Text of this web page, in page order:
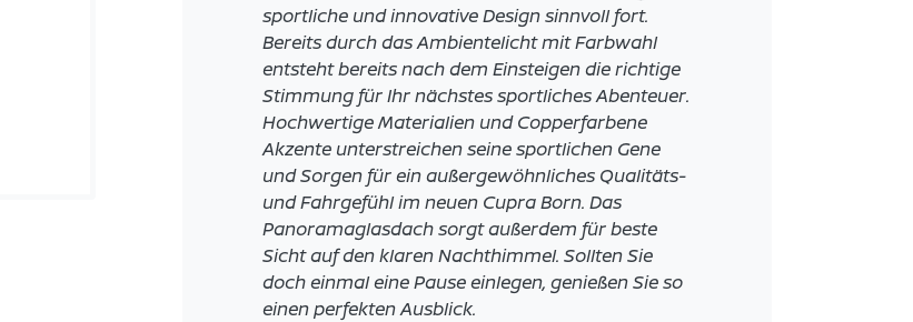
sportliche und innovative Design sinnvoll fort.
Bereits durch das Ambientelicht mit Farbwahl
entsteht bereits nach dem Einsteigen die richtige
Stimmung für Ihr nächstes sportliches Abenteuer.
Hochwertige Materialien und Copperfarbene
Akzente unterstreichen seine sportlichen Gene
und Sorgen für ein außergewöhnliches Qualitäts-
und Fahrgefühl im neuen Cupra Born. Das
Panoramaglasdach sorgt außerdem für beste
Sicht auf den klaren Nachthimmel. Sollten Sie
doch einmal eine Pause einlegen, genießen Sie so
einen perfekten Ausblick.